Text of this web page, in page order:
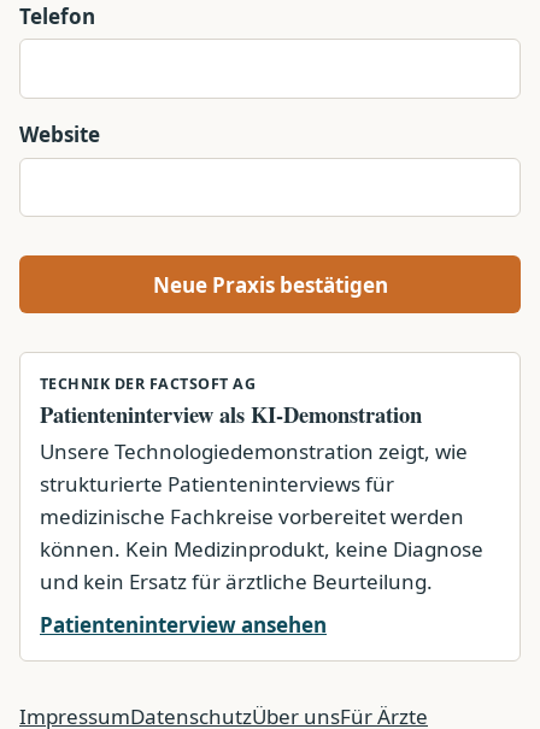
Telefon
Website
Neue Praxis bestätigen
TECHNIK DER FACTSOFT AG
Patienteninterview als KI-Demonstration
Unsere Technologiedemonstration zeigt, wie
strukturierte Patienteninterviews für
medizinische Fachkreise vorbereitet werden
können. Kein Medizinprodukt, keine Diagnose
und kein Ersatz für ärztliche Beurteilung.
Patienteninterview ansehen
ImpressumDatenschutzÜber unsFür Ärzte